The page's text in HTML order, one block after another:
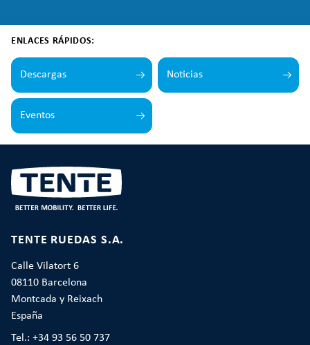
ENLACES RÁPIDOS:
Descargas Noticias
Eventos
TENTE RUEDAS S.A.
Calle Vilatort 6
08110 Barcelona
Montcada y Reixach
España
Tel.: +34 93 56 50 737